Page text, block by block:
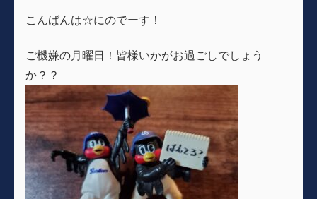
日
こんばんは☆にのでーす！
ご機嫌の月曜日！皆様いかがお過ごしでしょう
か？？